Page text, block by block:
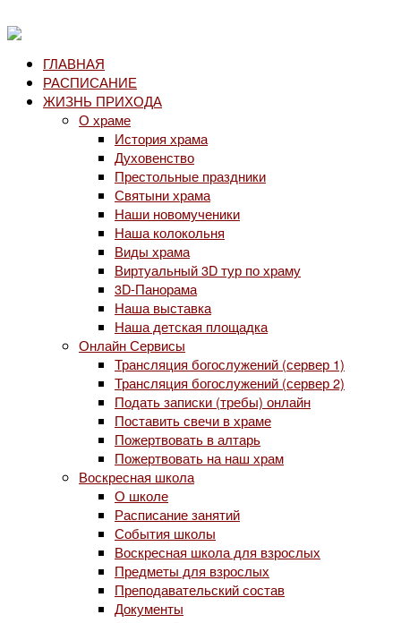
ГЛАВНАЯ
РАСПИСАНИЕ
ЖИЗНЬ ПРИХОДА
О храме
История храма
Духовенство
Престольные праздники
Святыни храма
Наши новомученики
Наша колокольня
Виды храма
Виртуальный 3D тур по храму
3D-Панорама
Наша выставка
Наша детская площадка
Онлайн Сервисы
Трансляция богослужений (сервер 1)
Трансляция богослужений (сервер 2)
Подать записки (требы) онлайн
Поставить свечи в храме
Пожертвовать в алтарь
Пожертвовать на наш храм
Воскресная школа
О школе
Расписание занятий
События школы
Воскресная школа для взрослых
Предметы для взрослых
Преподавательский состав
Документы